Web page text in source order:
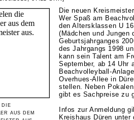
die
aus dem
Die neuen
Wer Spaß am
den Altersklassen U
(Mädchen und Jungen
Geburtsjahrganges
des Jahrgangs 1998
kann sein Talent am
September, ab 14 Uhr
Beachvolleyball-
Overhues-Allee in
stellen. Neben
gibt es Sachpreise zu
Infos zur Anmeldung
Kreishaus Düren unter